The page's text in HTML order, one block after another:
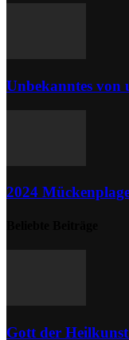
Unbekanntes von
2024
Gott der